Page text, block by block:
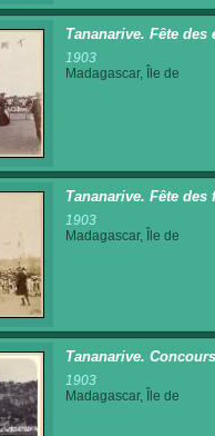
Tananarive. Fête des
1903
Madagascar, Île de
Tananarive. Fête des
1903
Madagascar, Île de
Tananarive.
1903
Madagascar, Île de